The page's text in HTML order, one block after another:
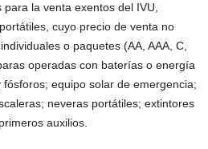
la venta exentos del IVU,
cuyo precio de venta no
o paquetes (AA, AAA, C,
operadas con baterías o energía
equipo solar de emergencia;
neveras portátiles; extintores
auxilios.